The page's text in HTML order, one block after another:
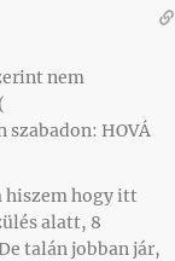
nem
szabadon: HOVÁ
hiszem hogy itt
alatt, 8
talán jobban jár,